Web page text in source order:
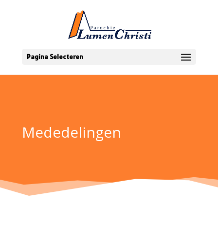
Pagina Selecteren
Mededelingen